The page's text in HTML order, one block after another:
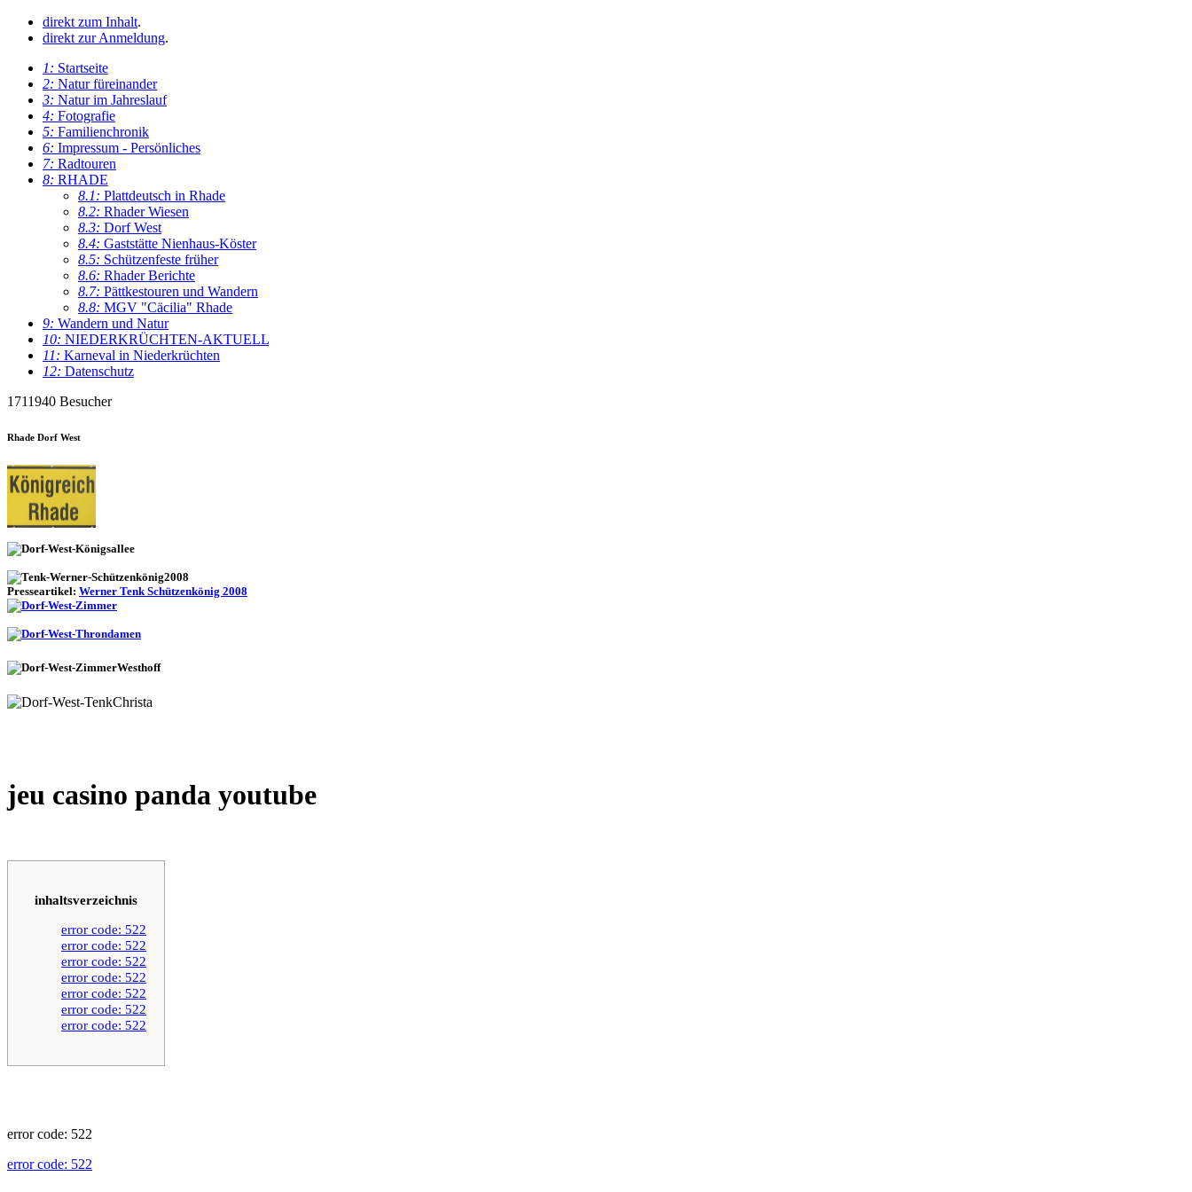
direkt zum Inhalt.
direkt zur Anmeldung.
1: Startseite
2: Natur füreinander
3: Natur im Jahreslauf
4: Fotografie
5: Familienchronik
6: Impressum - Persönliches
7: Radtouren
8: RHADE
8.1: Plattdeutsch in Rhade
8.2: Rhader Wiesen
8.3: Dorf West
8.4: Gaststätte Nienhaus-Köster
8.5: Schützenfeste früher
8.6: Rhader Berichte
8.7: Pättkestouren und Wandern
8.8: MGV "Cäcilia" Rhade
9: Wandern und Natur
10: NIEDERKRÜCHTEN-AKTUELL
11: Karneval in Niederkrüchten
12: Datenschutz
1711940 Besucher
Rhade Dorf West
Presseartikel: Werner Tenk Schützenkönig 2008
jeu casino panda youtube
inhaltsverzeichnis
error code: 522
error code: 522
error code: 522
error code: 522
error code: 522
error code: 522
error code: 522
error code: 522
error code: 522